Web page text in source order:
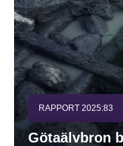
RAPPORT 2025:83
Götaälvbron